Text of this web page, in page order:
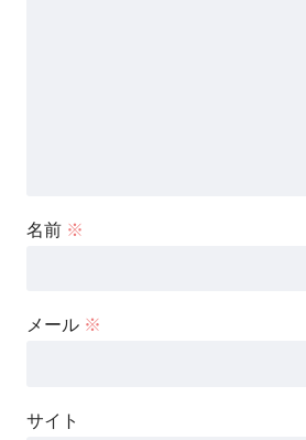
名前 ※
メール ※
サイト